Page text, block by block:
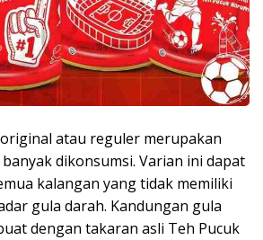
atau reguler merupakan
dikonsumsi. Varian ini dapat
kalangan yang tidak memiliki
gula darah. Kandungan gula
dengan takaran asli Teh Pucuk